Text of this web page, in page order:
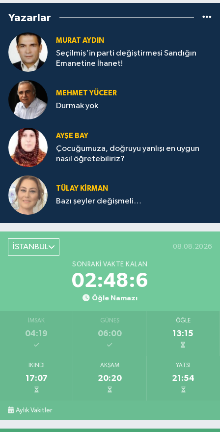
Yazarlar
MURAT AYDIN
Seçilmiş'in parti değiştirmesi Sandığın
Emanetine İhanet!
MEHMET YÜCEER
Durmak yok
AYŞE BAY
Çocuğumuza, doğruyu yanlışı en uygun
nasıl öğretebiliriz?
TÜLAY KİRMAN
Bazı şeyler değişmeli…
İSTANBUL 08.08.2026
SONRAKI VAKTE KALAN
02:48:6
Öğle Namazı
İMSAK
04:19
GÜNEŞ
06:00
ÖĞLE
13:15
İKINDI
17:07
AKŞAM
20:20
YATSI
21:54
Aylık Vakitler